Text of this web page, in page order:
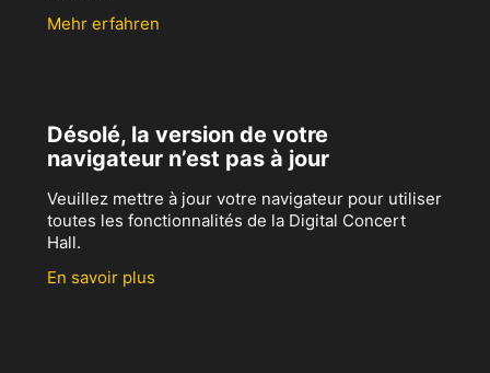
Mehr erfahren
Désolé, la version de votre
navigateur n’est pas à jour
Veuillez mettre à jour votre navigateur pour utiliser
toutes les fonctionnalités de la Digital Concert
Hall.
En savoir plus